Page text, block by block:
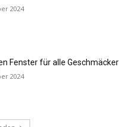
2024
Fenster für alle Geschmäcker
2024